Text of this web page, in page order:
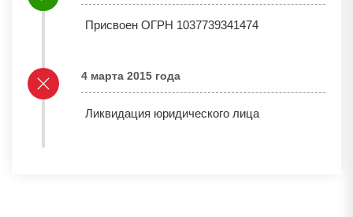
Присвоен ОГРН 1037739341474
4 марта 2015 года
Ликвидация юридического лица